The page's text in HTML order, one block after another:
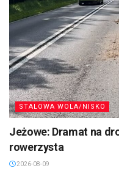
STALOWA WOLA/NISKO
Jeżowe: Dramat na
rowerzysta
2026-08-09